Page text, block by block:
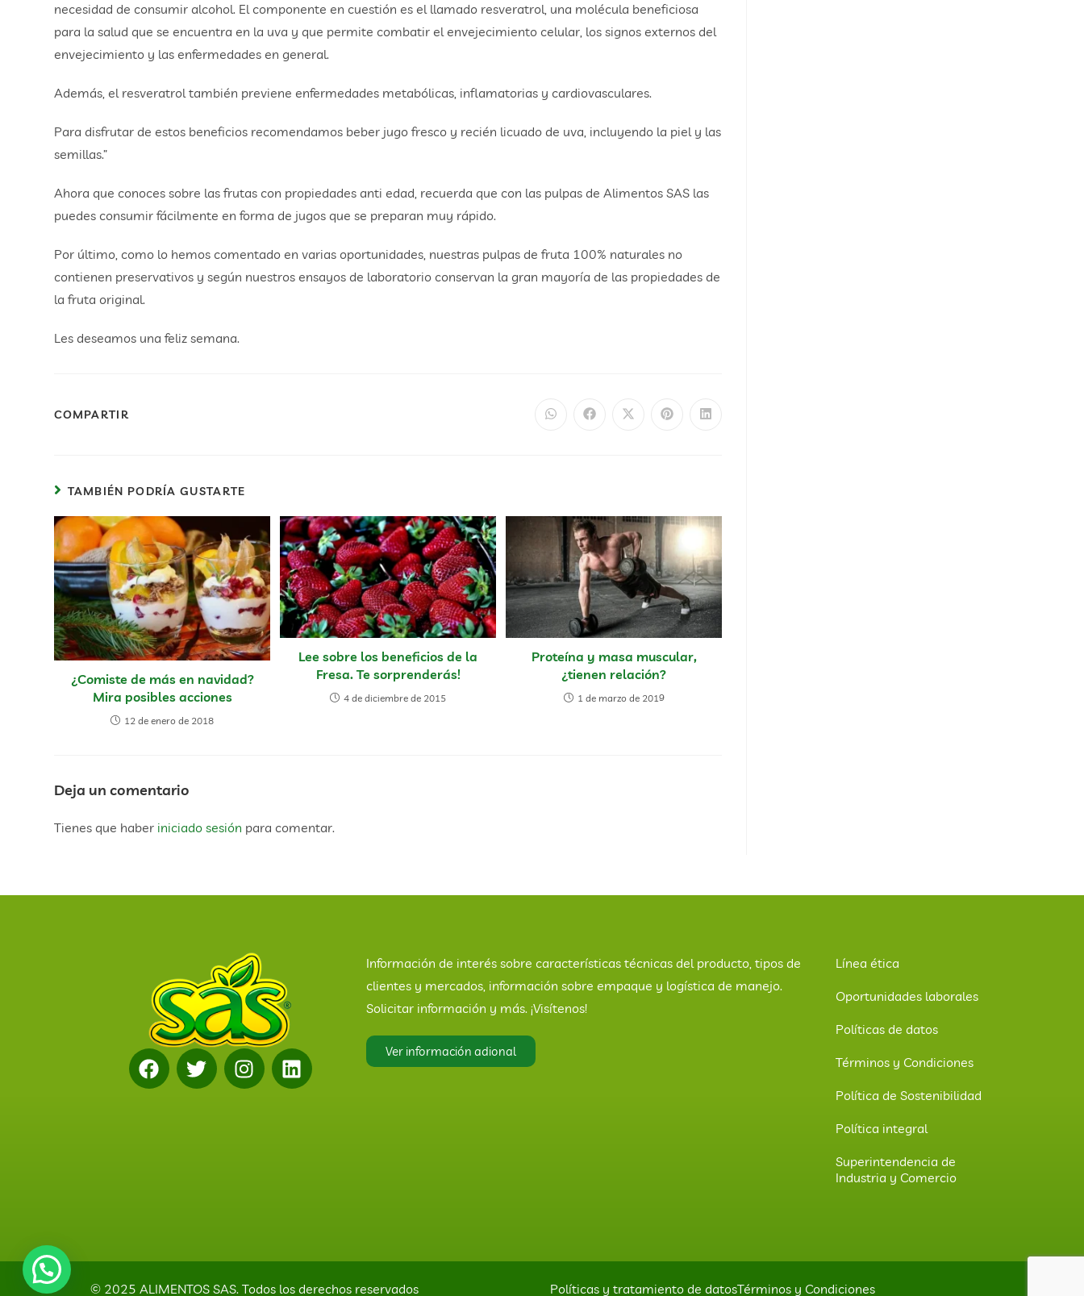
necesidad de consumir alcohol. El componente en cuestión es el llamado resveratrol, una molécula beneficiosa
para la salud que se encuentra en la uva y que permite combatir el envejecimiento celular, los signos externos del
envejecimiento y las enfermedades en general.
Además, el resveratrol también previene enfermedades metabólicas, inflamatorias y cardiovasculares.
Para disfrutar de estos beneficios recomendamos beber jugo fresco y recién licuado de uva, incluyendo la piel y las
semillas.”
Ahora que conoces sobre las frutas con propiedades anti edad, recuerda que con las pulpas de Alimentos SAS las
puedes consumir fácilmente en forma de jugos que se preparan muy rápido.
Por último, como lo hemos comentado en varias oportunidades, nuestras pulpas de fruta 100% naturales no
contienen preservativos y según nuestros ensayos de laboratorio conservan la gran mayoría de las propiedades de
la fruta original.
Les deseamos una feliz semana.
COMPARTIR
TAMBIÉN PODRÍA GUSTARTE
¿Comiste de más en navidad?
Mira posibles acciones
12 de enero de 2018
Lee sobre los beneficios de la
Fresa. Te sorprenderás!
4 de diciembre de 2015
Proteína y masa muscular,
¿tienen relación?
1 de marzo de 2019
Deja un comentario
Tienes que haber iniciado sesión para comentar.
Información de interés sobre características técnicas del producto, tipos de
clientes y mercados, información sobre empaque y logística de manejo.
Solicitar información y más. ¡Visítenos!
Ver información adional
Línea ética
Oportunidades laborales
Políticas de datos
Términos y Condiciones
Política de Sostenibilidad
Política integral
Superintendencia de
Industria y Comercio
© 2025 ALIMENTOS SAS. Todos los derechos reservados Políticas y tratamiento de datosTérminos y Condiciones